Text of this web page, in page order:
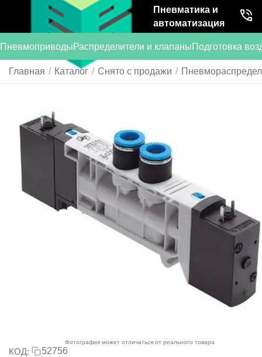
Пневматика и
автоматизация
ПневмоприводыРаспределители и клапаныПодготовка
Главная / Каталог / Снято с продажи /
Фотография может отличаться от реального товара
КОД: 52756